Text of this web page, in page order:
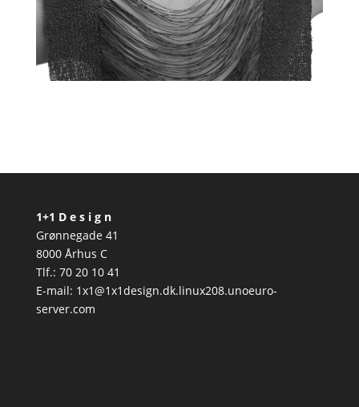
1+1 D e s i g n
Grønnegade 41
8000 Århus C
Tlf.: 70 20 10 41
E-mail: 1x1@1x1design.dk.linux208.unoeuro-
server.com